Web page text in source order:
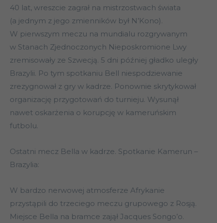
40 lat, wreszcie zagrał na mistrzostwach świata
(a jednym z jego zmienników był N’Kono).
W pierwszym meczu na mundialu rozgrywanym
w Stanach Zjednoczonych Nieposkromione Lwy
zremisowały ze Szwecją. 5 dni później gładko uległy
Brazylii. Po tym spotkaniu Bell niespodziewanie
zrezygnował z gry w kadrze. Ponownie skrytykował
organizację przygotowań do turnieju. Wysunął
nawet oskarżenia o korupcję w kameruńskim
futbolu.
Ostatni mecz Bella w kadrze. Spotkanie Kamerun –
Brazylia:
W bardzo nerwowej atmosferze Afrykanie
przystąpili do trzeciego meczu grupowego z Rosją.
Miejsce Bella na bramce zajął Jacques Songo’o.